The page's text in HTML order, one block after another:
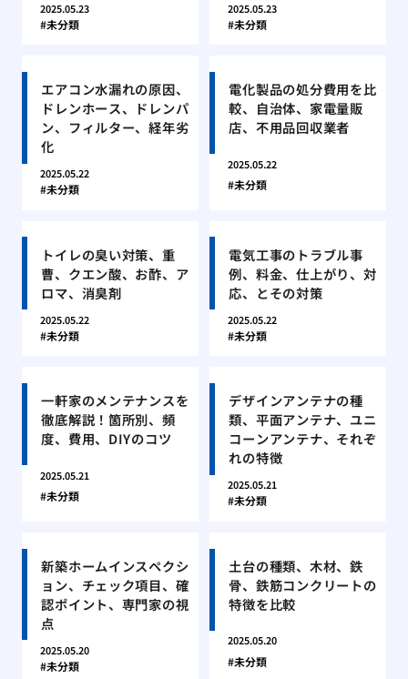
2025.05.23
未分類
2025.05.23
未分類
エアコン水漏れの原因、
ドレンホース、ドレンパ
ン、フィルター、経年劣
化
2025.05.22
未分類
電化製品の処分費用を比
較、自治体、家電量販
店、不用品回収業者
2025.05.22
未分類
トイレの臭い対策、重
曹、クエン酸、お酢、ア
ロマ、消臭剤
2025.05.22
未分類
電気工事のトラブル事
例、料金、仕上がり、対
応、とその対策
2025.05.22
未分類
一軒家のメンテナンスを
徹底解説！箇所別、頻
度、費用、DIYのコツ
2025.05.21
未分類
デザインアンテナの種
類、平面アンテナ、ユニ
コーンアンテナ、それぞ
れの特徴
2025.05.21
未分類
新築ホームインスペクシ
ョン、チェック項目、確
認ポイント、専門家の視
点
2025.05.20
未分類
土台の種類、木材、鉄
骨、鉄筋コンクリートの
特徴を比較
2025.05.20
未分類